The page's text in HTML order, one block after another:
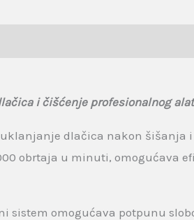
i čišćenje profesionalnog
dlačica nakon šišanja
obrtaja u minuti, omogućava
omogućava potpunu